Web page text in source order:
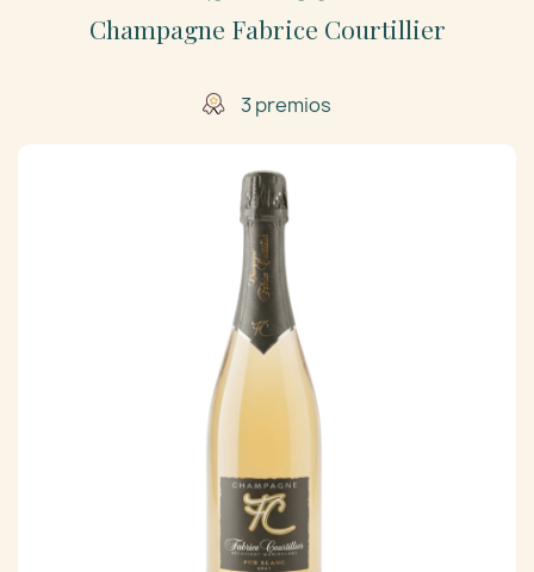
Champagne Fabrice Courtillier
3 premios